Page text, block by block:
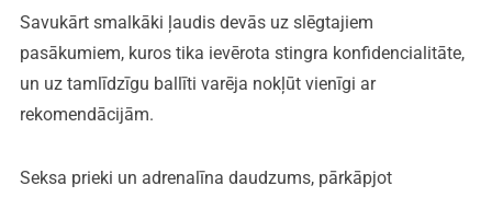
Savukārt smalkāki ļaudis devās uz slēgtajiem
pasākumiem, kuros tika ievērota stingra konfidencialitāte,
un uz tamlīdzīgu ballīti varēja nokļūt vienīgi ar
rekomendācijām.
Seksa prieki un adrenalīna daudzums, pārkāpjot